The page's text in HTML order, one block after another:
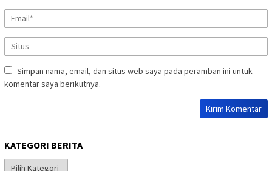
Simpan nama, email, dan situs web saya pada peramban ini untuk
komentar saya berikutnya.
KATEGORI BERITA
Kategori